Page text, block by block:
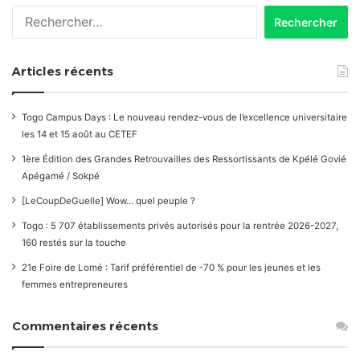
Articles récents
Togo Campus Days : Le nouveau rendez-vous de l’excellence universitaire
les 14 et 15 août au CETEF
1ère Édition des Grandes Retrouvailles des Ressortissants de Kpélé Govié
Apégamé / Sokpé
[LeCoupDeGuelle] Wow… quel peuple ?
Togo : 5 707 établissements privés autorisés pour la rentrée 2026-2027,
160 restés sur la touche
21e Foire de Lomé : Tarif préférentiel de -70 % pour les jeunes et les
femmes entrepreneures
Commentaires récents